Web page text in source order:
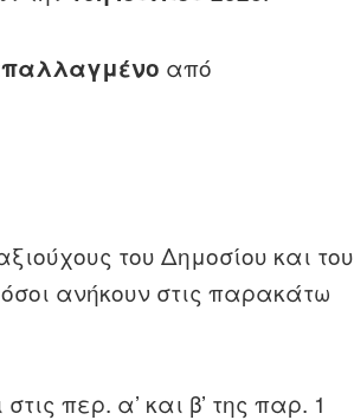
από
του Δημοσίου και του
ανήκουν στις παρακάτω
περ. α’ και β’ της παρ. 1